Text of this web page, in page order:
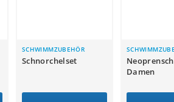
SCHWIMMZUBEHÖR
Schnorchelset
Damen